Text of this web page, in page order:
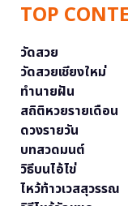
TOP
วัดสวย
วัดสวยเชียงใหม่
ทำนายฝัน
สถิติหวยรายเดือน
ดวงรายวัน
บทสวดมนต์
วิธีบนไอ้ไข่
ไหว้ท้าวเวสสุวรรณ